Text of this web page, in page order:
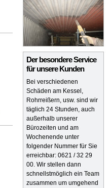
Der besondere Service
für unsere Kunden
Bei verschiedenen
Schäden am Kessel,
Rohrreißern, usw. sind wir
täglich 24 Stunden, auch
außerhalb unserer
Bürozeiten und am
Wochenende unter
folgender Nummer für Sie
erreichbar: 0621 / 32 29
00. Wir stellen dann
schnellstmöglich ein Team
zusammen um umgehend